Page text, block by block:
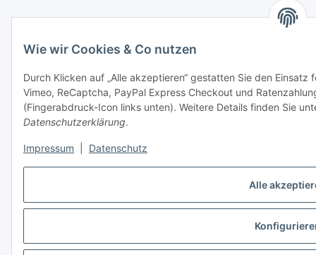
Alle
Wie wir Cookies & Co nutzen
Durch Klicken auf „Alle akzeptieren“ gestatten Sie den
Vimeo, ReCaptcha, PayPal Express Checkout und
(Fingerabdruck-Icon links unten). Weitere Details finden Sie
Datenschutzerklärung.
Impressum Datenschutz